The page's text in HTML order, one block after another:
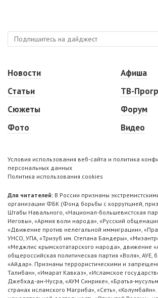
Новости
Статьи
Сюжеты
Фото
Афиша
ТВ-
Форум
Видео
Условия использования веб-сайта и политика
персональных данных
Политика использования cookies
Для читателей: В России признаны
организации ФБК (Фонд борьбы с коррупцией,
Штабы Навального, «Национал-большевистская
Иеговы», «Армия воли народа», «Русский
«Движение против нелегальной иммиграции»,
УНСО, УПА, «Тризуб им. Степана Бандеры»,
«Меджлис крымскотатарского народа», движение
общероссийская политическая партия «Воля», АУЕ,
«Айдар». Признаны террористическими и
Талибан», «Имарат Кавказ», «Исламское
Джебхад-ан-Нусра, «АУМ Синрике», «Братья-
странах исламского Магриба», «Сеть»,